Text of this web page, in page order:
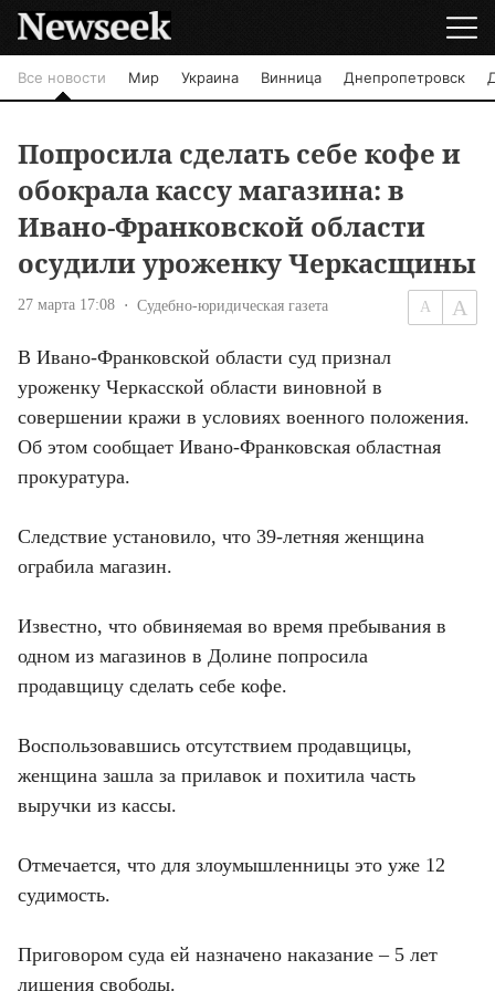
Все новости Мир Украина Винница Днепропетровск
Попросила сделать себе кофе и
обокрала кассу магазина: в
Ивано-Франковской области
осудили уроженку Черкасщины
27 марта 17:08 Судебно-юридическая газета
В Ивано-Франковской области суд признал
уроженку Черкасской области виновной в
совершении кражи в условиях военного положения.
Об этом сообщает Ивано-Франковская областная
прокуратура.
Следствие установило, что 39-летняя женщина
ограбила магазин.
Известно, что обвиняемая во время пребывания в
одном из магазинов в Долине попросила
продавщицу сделать себе кофе.
Воспользовавшись отсутствием продавщицы,
женщина зашла за прилавок и похитила часть
выручки из кассы.
Отмечается, что для злоумышленницы это уже 12
судимость.
Приговором суда ей назначено наказание – 5 лет
лишения свободы.